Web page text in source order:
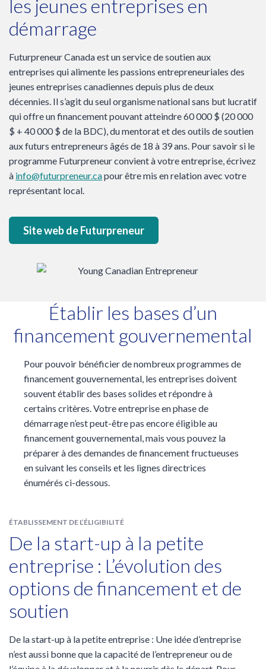
les jeunes entreprises en
démarrage
Futurpreneur Canada est un service de soutien aux
entreprises qui alimente les passions entrepreneuriales des
jeunes entreprises canadiennes depuis plus de deux
décennies. Il s’agit du seul organisme national sans but lucratif
qui offre un financement pouvant atteindre 60 000 $ (20 000
$ + 40 000 $ de la BDC), du mentorat et des outils de soutien
aux futurs entrepreneurs âgés de 18 à 39 ans. Pour savoir si le
programme Futurpreneur convient à votre entreprise, écrivez
à info@futurpreneur.capour être mis en relation avec votre
représentant local.
Site web de Futurpreneur
Établir les bases d’un
financement gouvernemental
Pour pouvoir bénéficier de nombreux programmes de
financement gouvernemental, les entreprises doivent
souvent établir des bases solides et répondre à
certains critères. Votre entreprise en phase de
démarrage n’est peut-être pas encore éligible au
financement gouvernemental, mais vous pouvez la
préparer à des demandes de financement fructueuses
en suivant les conseils et les lignes directrices
énumérés ci-dessous.
ÉTABLISSEMENT DE L’ÉLIGIBILITÉ
De la start-up à la petite
entreprise : L’évolution des
options de financement et de
soutien
De la start-up à la petite entreprise : Une idée d’entreprise
n’est aussi bonne que la capacité de l’entrepreneur ou de